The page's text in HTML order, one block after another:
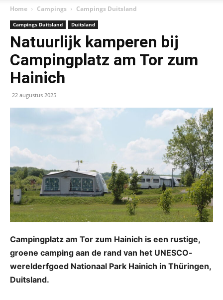
Home Campings Campings Duitsland
Campings Duitsland Duitsland
Natuurlijk kamperen bij
Campingplatz am Tor zum
Hainich
22 augustus 2025
Campingplatz am Tor zum Hainich is een rustige,
groene camping aan de rand van het UNESCO-
werelderfgoed Nationaal Park Hainich in Thüringen,
Duitsland.